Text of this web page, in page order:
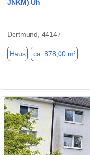
JNKM) Uh
Dortmund, 44147
Haus ca. 878,00 m²